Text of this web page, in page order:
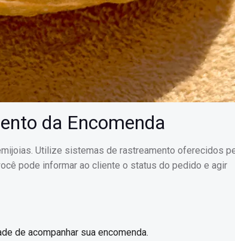
da Encomenda
Utilize sistemas de rastreamento oferecidos
pode informar ao cliente o status do pedido e agir
de acompanhar sua encomenda.